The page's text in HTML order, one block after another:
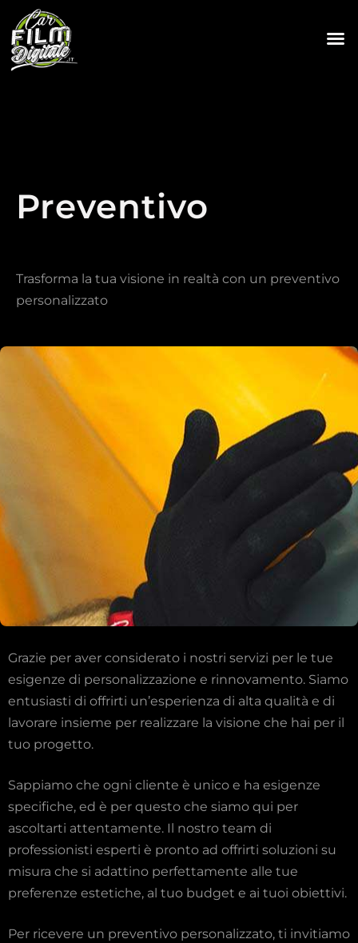
Preventivo
Trasforma la tua visione in realtà con un preventivo
personalizzato
Grazie per aver considerato i nostri servizi per le tue
esigenze di personalizzazione e rinnovamento. Siamo
entusiasti di offrirti un’esperienza di alta qualità e di
lavorare insieme per realizzare la visione che hai per il
tuo progetto.
Sappiamo che ogni cliente è unico e ha esigenze
specifiche, ed è per questo che siamo qui per
ascoltarti attentamente. Il nostro team di
professionisti esperti è pronto ad offrirti soluzioni su
misura che si adattino perfettamente alle tue
preferenze estetiche, al tuo budget e ai tuoi obiettivi.
Per ricevere un preventivo personalizzato, ti invitiamo